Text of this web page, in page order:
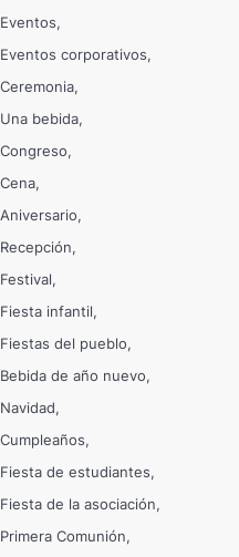
Eventos
Eventos corporativos
Ceremonia
Una bebida
Congreso
Cena
Aniversario
Recepción
Festival
Fiesta infantil
Fiestas del pueblo
Bebida de año nuevo
Navidad
Cumpleaños
Fiesta de estudiantes
Fiesta de la asociación
Primera Comunión